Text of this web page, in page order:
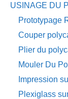
USINAGE DU
Prototypage
Couper
Plier du
Mouler Du
Impression
Plexiglass